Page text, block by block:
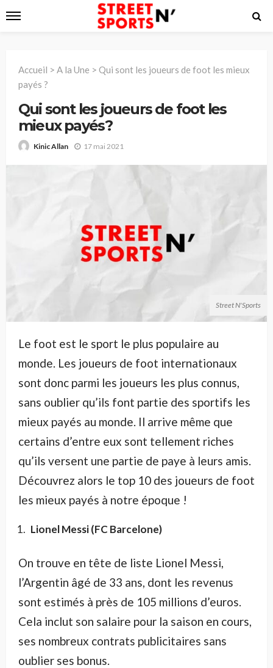
Accueil > A la Une > Qui sont les joueurs de foot les mieux
payés ?
Qui sont les joueurs de foot les
mieux payés ?
Kinic Allan 17 mai 2021
Street N'Sports
Le foot est le sport le plus populaire au
monde. Les joueurs de foot internationaux
sont donc parmi les joueurs les plus connus,
sans oublier qu’ils font partie des sportifs les
mieux payés au monde. Il arrive même que
certains d’entre eux sont tellement riches
qu’ils versent une partie de paye à leurs amis.
Découvrez alors le top 10 des joueurs de foot
les mieux payés à notre époque !
Lionel Messi (FC Barcelone)
On trouve en tête de liste Lionel Messi,
l’Argentin âgé de 33 ans, dont les revenus
sont estimés à près de 105 millions d’euros.
Cela inclut son salaire pour la saison en cours,
ses nombreux contrats publicitaires sans
oublier ses bonus.